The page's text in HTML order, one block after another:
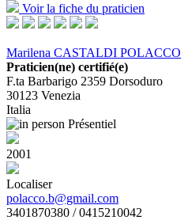
Voir la fiche du praticien
Marilena CASTALDI POLACCO
Praticien(ne) certifié(e)
F.ta Barbarigo 2359 Dorsoduro
30123 Venezia
Italia
Présentiel
2001
Localiser
polacco.b@gmail.com
3401870380 / 0415210042